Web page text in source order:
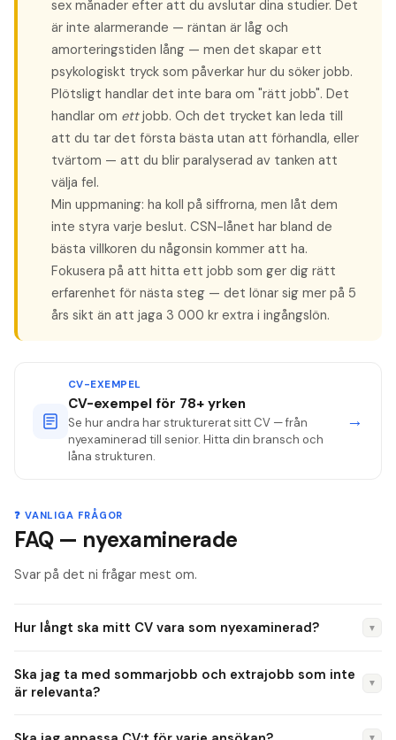
sex månader efter att du avslutar dina studier. Det
är inte alarmerande — räntan är låg och
amorteringstiden lång — men det skapar ett
psykologiskt tryck som påverkar hur du söker jobb.
Plötsligt handlar det inte bara om "rätt jobb". Det
handlar om ettjobb. Och det trycket kan leda till
att du tar det första bästa utan att förhandla, eller
tvärtom — att du blir paralyserad av tanken att
välja fel.
Min uppmaning: ha koll på siffrorna, men låt dem
inte styra varje beslut. CSN-lånet har bland de
bästa villkoren du någonsin kommer att ha.
Fokusera på att hitta ett jobb som ger dig rätt
erfarenhet för nästa steg — det lönar sig mer på 5
års sikt än att jaga 3 000 kr extra i ingångslön.
CV-EXEMPEL
CV-exempel för 78+ yrken
Se hur andra har strukturerat sitt CV — från
nyexaminerad till senior. Hitta din bransch och
låna strukturen.
→
❓ VANLIGA FRÅGOR
FAQ — nyexaminerade
Svar på det ni frågar mest om.
Hur långt ska mitt CV vara som nyexaminerad? ▼
att motivera två sidor, och de flesta rekryterare föredrar ett
Ska jag ta med sommarjobb och extrajobb som inte
är relevanta?
▼